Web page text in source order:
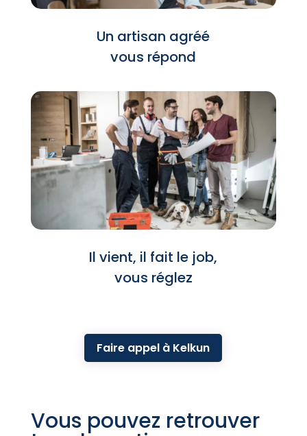
Un artisan agréé
vous répond
Il vient, il fait le job,
vous réglez
Faire appel à Kelkun
Vous pouvez retrouver